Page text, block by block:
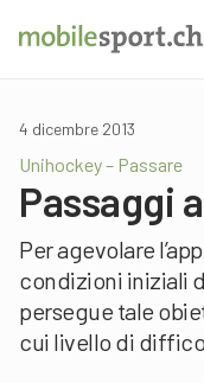
4 dicembre 2013
Unihockey – Passare
Passaggi
Per agevolare
condizioni iniziali
persegue tale
cui livello di